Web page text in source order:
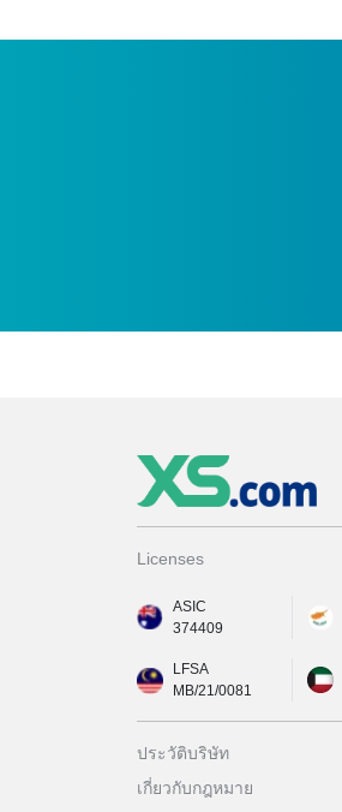
Licenses
ASIC
374409
LFSA
MB/21/0081
ประวัติบริษัท
เกี่ยวกับกฎหมาย